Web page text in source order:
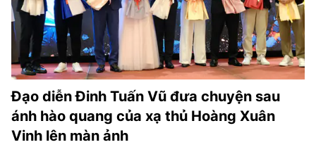
Đạo diễn Đinh Tuấn Vũ đưa chuyện sau
ánh hào quang của xạ thủ Hoàng Xuân
Vinh lên màn ảnh